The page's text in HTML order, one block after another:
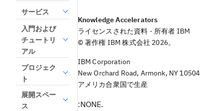
サービス
入門および
チュートリ
アル
プロジェク
ト
展開スペー
ス
Knowledge Accelerators
ライセンスされた資料 - 所有者 IBM
© 著作権 IBM 株式会社 2026。
IBM Corporation
New Orchard Road, Armonk, NY 10504
アメリカ合衆国で生産
:NONE.